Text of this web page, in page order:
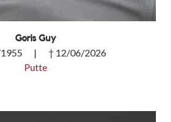
Goris Guy
1955 | † 12/06/2026
Putte